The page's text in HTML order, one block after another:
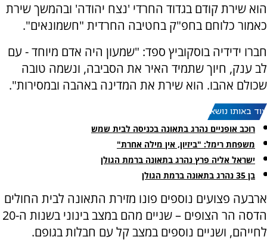
הוא שירת קודם בגדוד החרדי 'נצח יהודה' ובהמשך שירת
כאמור כלוחם בחפ"ק בחטיבה החרדית "חשמונאים".
חברו ידידיה בוסקוביץ ספד: "שמעון היה אדם מיוחד - עם
לב ענק, חיוך שתמיד האיר את הסביבה, ונשמה טובה
שכולם אהבו. הוא שירת את המדינה באהבה ובמסירות".
עוד באותו נושא:
רוכב אופניים נהרג בתאונה בכניסה לבית שמש
משפחת רימל: "ביזיון, אין מילה אחרת"
ישראל אליה פרץ נהרג בתאונה ברמת הגולן
בן 35 נהרג בתאונה ברמת הגולן
ארבעה פצועים נוספים פונו מזירת התאונה לבית החולים
הדסה הר הצופים – שניים מהם במצב בינוני בשנות ה-20
לחייהם, ושניים נוספים במצב קל עם חבלות בגופם.